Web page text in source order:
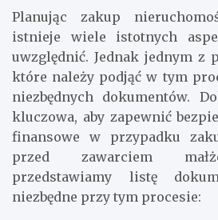
Planując zakup
istnieje wiele istotnych
uwzględnić. Jednak jednym z
które należy podjąć w tym
niezbędnych dokumentów.
kluczowa, aby zapewnić
finansowe w przypadku
przed zawarciem
przedstawiamy listę
niezbędne przy tym procesie: